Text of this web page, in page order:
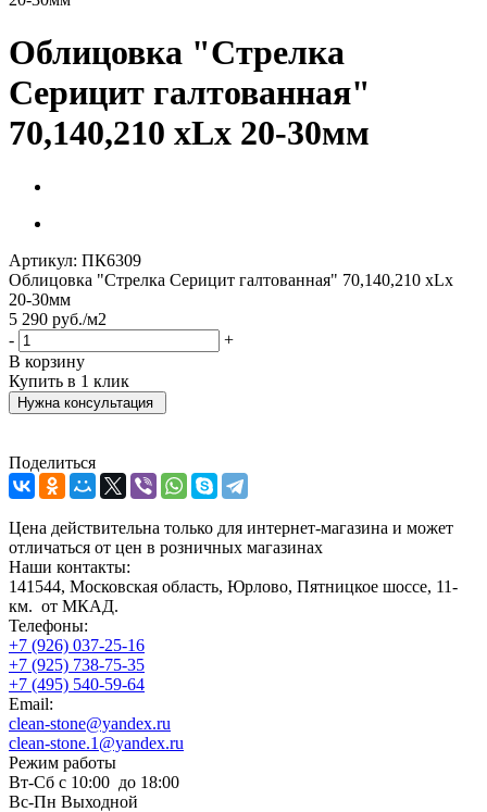
Облицовка "Стрелка
Серицит галтованная"
70,140,210 хLх 20-30мм
Артикул: ПК6309
Облицовка "Стрелка Серицит галтованная" 70,140,210 хLх
20-30мм
5 290 руб./м2
-
+
В корзину
Купить в 1 клик
Нужна консультация
Поделиться
Цена действительна только для интернет-магазина и может
отличаться от цен в розничных магазинах
Наши контакты:
141544, Московская область, Юрлово, Пятницкое шоссе, 11-
км. от МКАД.
Телефоны:
+7 (926) 037-25-16
+7 (925) 738-75-35
+7 (495) 540-59-64
Email:
clean-stone@yandex.ru
clean-stone.1@yandex.ru
Режим работы
Вт-Сб с 10:00 до 18:00
Вс-Пн Выходной